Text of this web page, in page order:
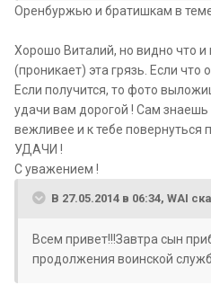
Оренбуржью и братишкам в
Хорошо Виталий, но видно что
(проникает) эта грязь. Если что
Если получится, то фото
удачи вам дорогой ! Сам
вежливее и к тебе
УДАЧИ !
С уважением !
В 27.05.2014 в 06:34, WAI
Всем привет!!!Завтра сын
продолжения воинской